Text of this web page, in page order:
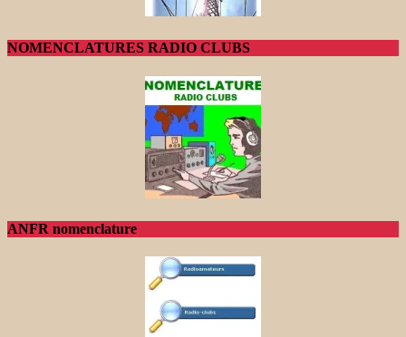
NOMENCLATURES RADIO CLUBS
ANFR nomenclature